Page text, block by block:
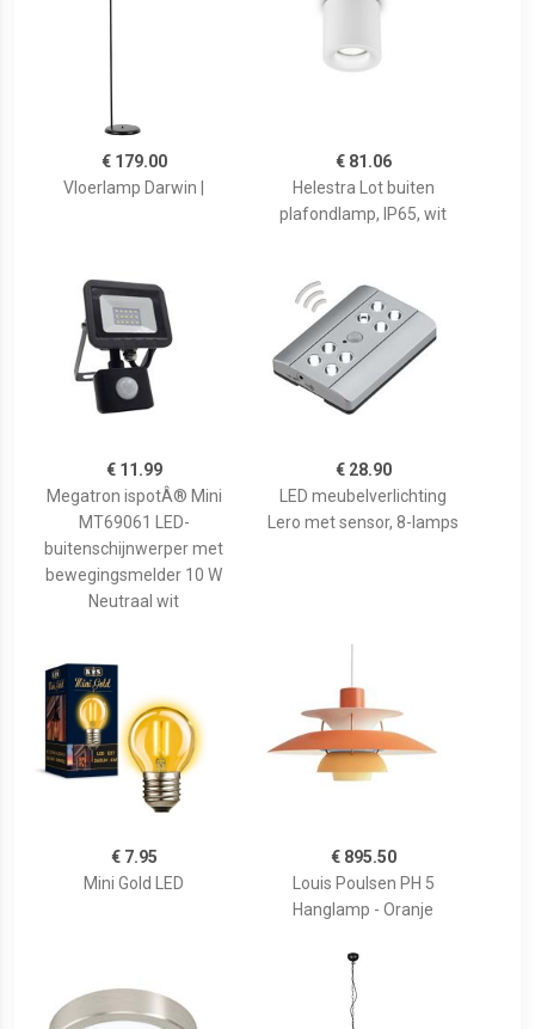
€ 179.00
Vloerlamp Darwin |
€ 81.06
Helestra Lot buiten
plafondlamp, IP65, wit
€ 11.99
Megatron ispotÂ® Mini
MT69061 LED-
buitenschijnwerper met
bewegingsmelder 10 W
Neutraal wit
€ 28.90
LED meubelverlichting
Lero met sensor, 8-lamps
€ 7.95
Mini Gold LED
€ 895.50
Louis Poulsen PH 5
Hanglamp - Oranje